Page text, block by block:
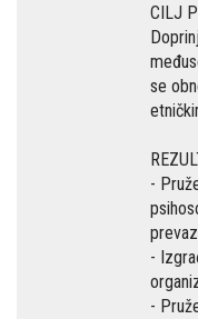
CILJ
se
-
-
-